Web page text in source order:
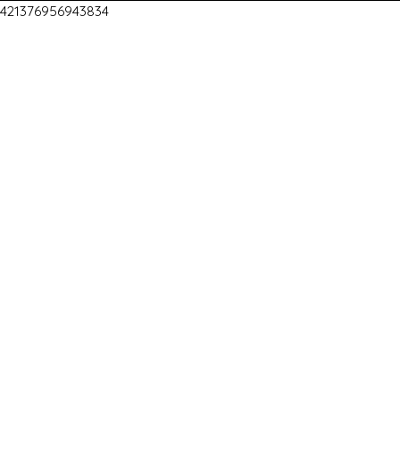
421376956943834